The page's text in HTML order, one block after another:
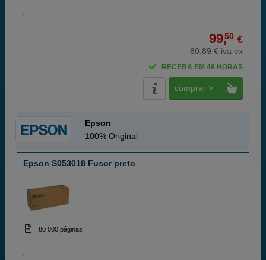
99,50 €
80,89 € iva ex
RECEBA EM 48 HORAS
comprar >
Epson
100% Original
Epson S053018 Fusor preto
80 000 páginas